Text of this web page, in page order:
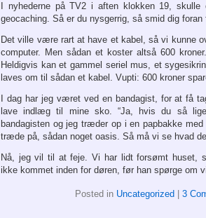
I nyhederne på TV2 i aften klokken 19,
geocaching. Så er du nysgerrig, så smid dig
Det ville være rart at have et kabel, så vi kunne
computer. Men sådan et koster altså 600
Heldigvis kan et gammel seriel mus, et
laves om til sådan et kabel. Vupti: 600 kroner
I dag har jeg været ved en bandagist, for at få
lave indlæg til mine sko. “Ja, hvis du så
bandagisten og jeg træder op i en papbakke
træde på, sådan noget oasis. Så må vi se hvad
Nå, jeg vil til at feje. Vi har lidt forsømt huset,
ikke kommet inden for døren, før han spørge om
Posted in Uncategorized 3